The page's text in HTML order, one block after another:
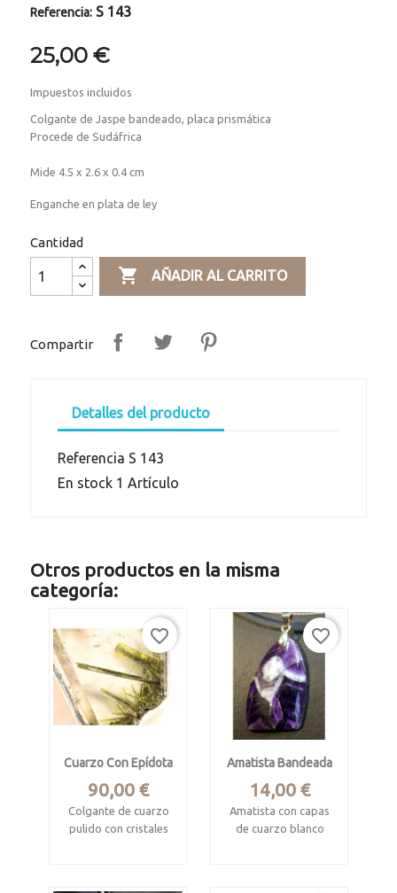
Referencia: S 143
25,00 €
Impuestos incluidos
Colgante de Jaspe bandeado, placa prismática
Procede de Sudáfrica
Mide 4.5 x 2.6 x 0.4 cm
Enganche en plata de ley
Cantidad
 AÑADIR AL CARRITO
Compartir
Detalles del producto
Referencia S 143
En stock 1 Artículo
Otros productos en la misma
categoría:
Cuarzo Con Epídota
Precio
90,00 €
Colgante de cuarzo
pulido con cristales
favorite_border
Amatista Bandeada
Precio
14,00 €
Amatista con capas
de cuarzo blanco
favorite_border